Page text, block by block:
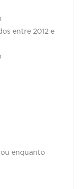
entre 2012 e
enquanto